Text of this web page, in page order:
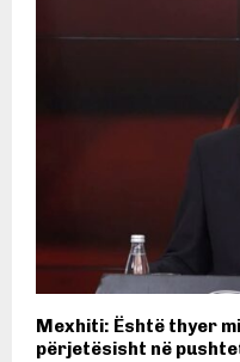
Mexhiti: Është thyer
përjetësisht në